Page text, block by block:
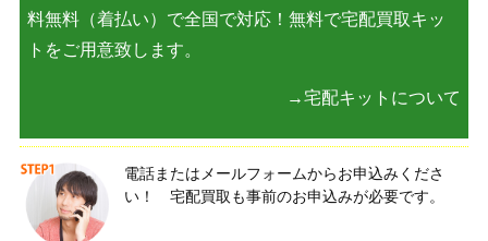
料無料（着払い）で全国で対応！無料で宅配買取キッ
トをご用意致します。
→宅配キットについて
電話またはメールフォームからお申込みくださ
い！ 宅配買取も事前のお申込みが必要です。